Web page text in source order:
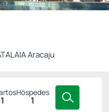
Aracaju
1
Hóspedes
1